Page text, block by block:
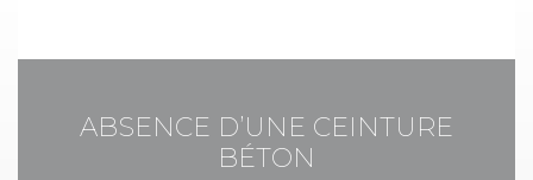
ABSENCE D’UNE CEINTURE
BÉTON